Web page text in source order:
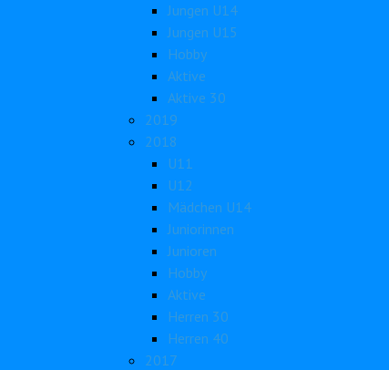
Jungen U14
Jungen U15
Hobby
Aktive
Aktive 30
2019
2018
U11
U12
Mädchen U14
Juniorinnen
Junioren
Hobby
Aktive
Herren 30
Herren 40
2017